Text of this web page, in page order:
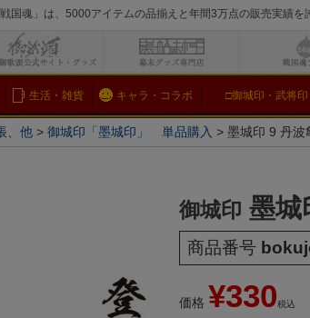
国魂」は、5000アイテムの品揃えと年間3万点の販売実績
検索
生活・雑貨 キャラ・コラボ □御城印・武将印
、他 御城印「墨城印」 単品購入 墨城印 9 丹波
御城印 墨城
商品番号
価格 ¥330税込